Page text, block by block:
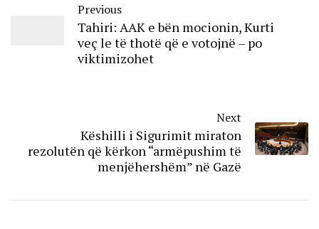
Previous
Tahiri: AAK e bën mocionin, Kurti
veç le të thotë që e votojnë – po
viktimizohet
Next
Këshilli i Sigurimit miraton
rezolutën që kërkon “armëpushim të
menjëhershëm” në Gazë